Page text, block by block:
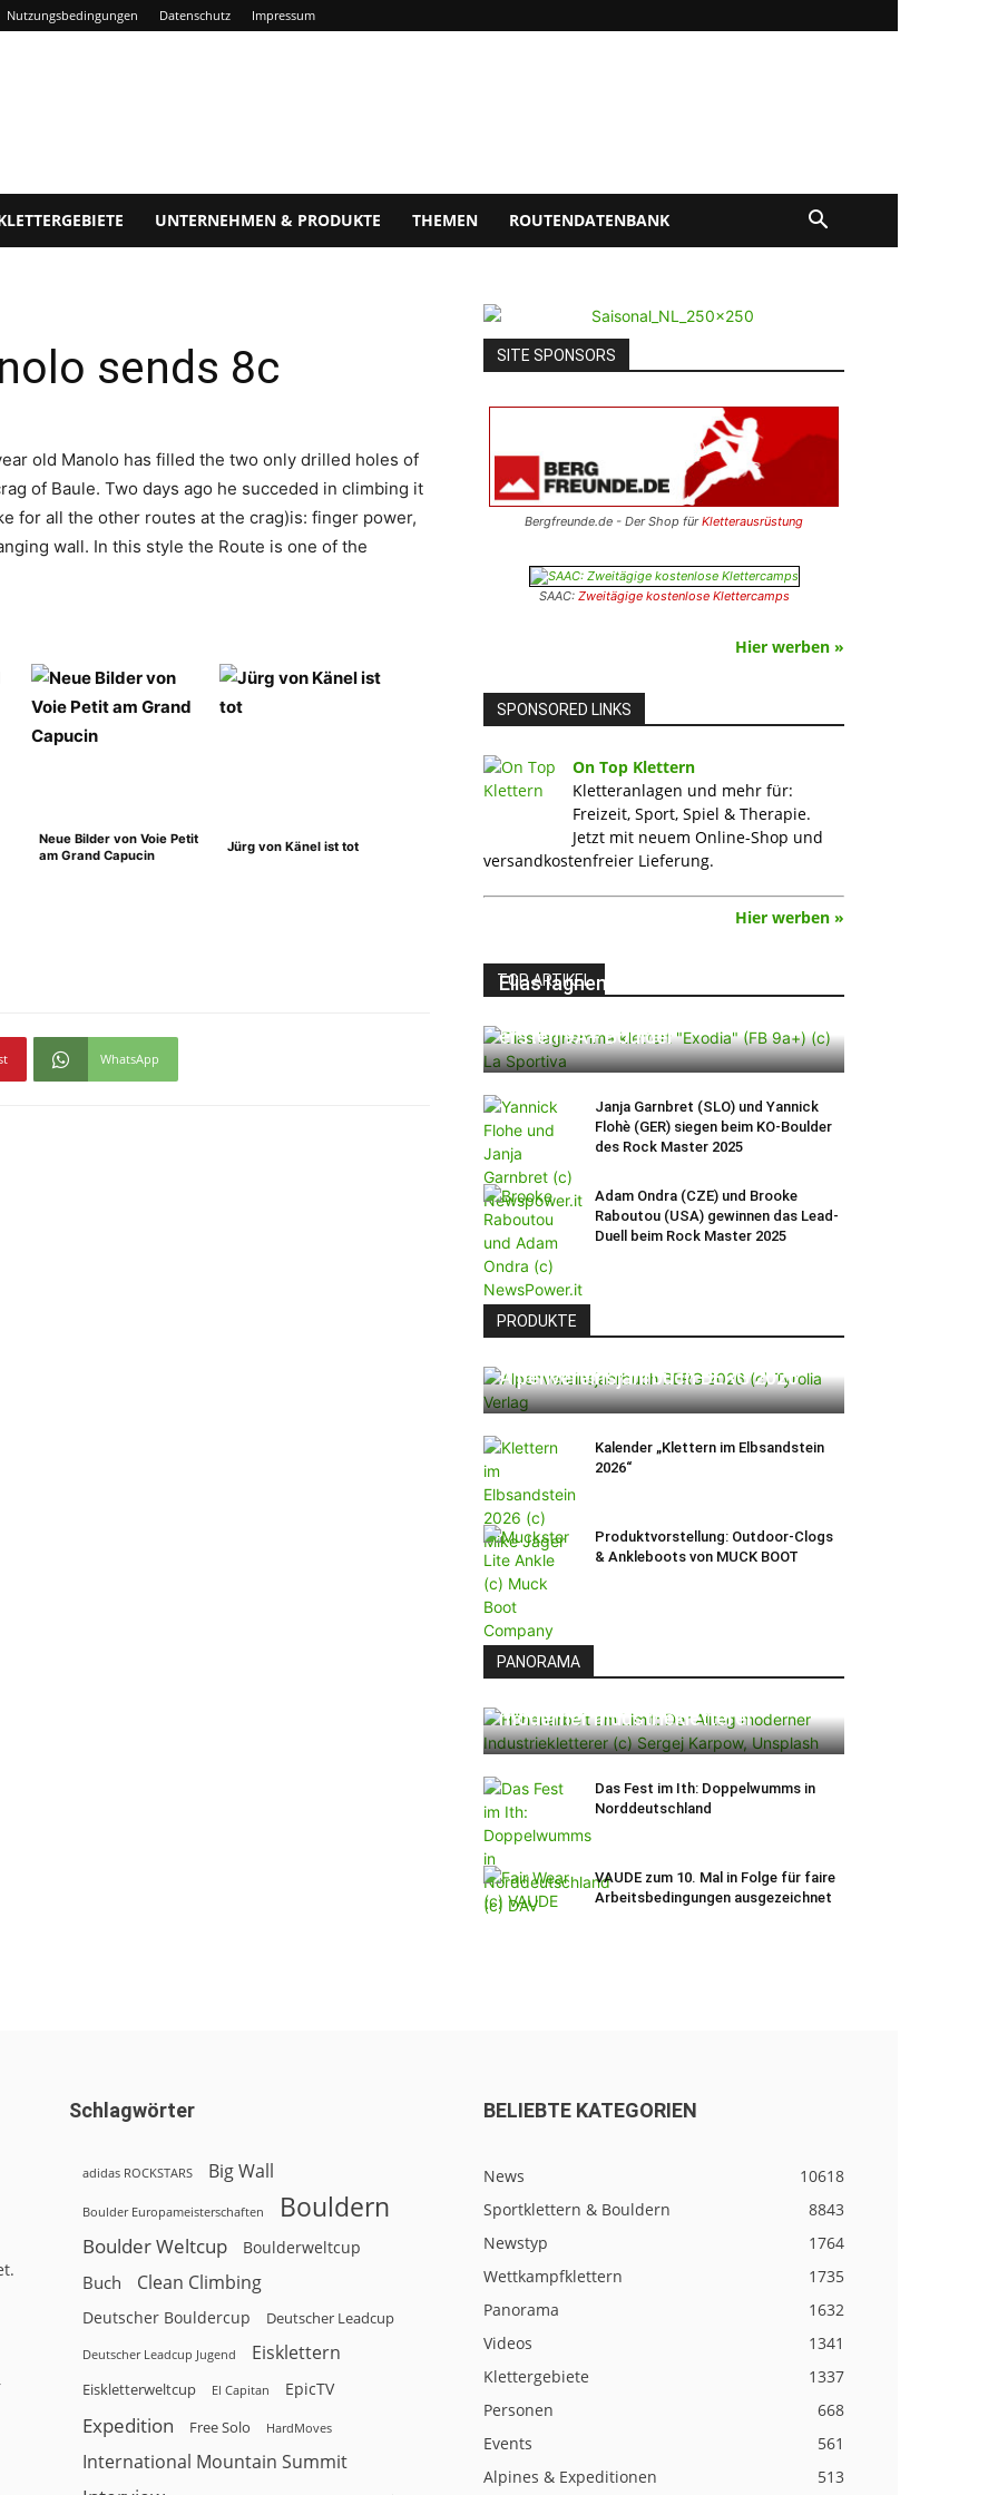
Nutzungsbedingungen Datenschutz Impressum
UNTERNEHMEN & PRODUKTE THEMEN ROUTENDATENBANK
sends 8c
old Manolo has filled the two only drilled holes of
of Baule. Two days ago he succeded in climbing it
for all the other routes at the crag)is: finger power,
wall. In this style the Route is one of the
Neue Bilder von Voie Petit
am Grand Capucin
Jürg von Känel ist tot
WhatsApp
SITE SPONSORS
Bergfreunde.de - Der Shop fürKletterausrüstung
SAAC: Zweitägige kostenlose Klettercamps
Hier werben »
SPONSORED LINKS
On Top Klettern
Kletteranlagen und mehr für:
Freizeit, Sport, Spiel & Therapie.
Jetzt mit neuem Online-Shop und
versandkostenfreier Lieferung.
Hier werben »
TOP ARTIKEL
Elias Iagnemma klettert „Exodia“:
ersten 9A+ Boulder
Janja Garnbret (SLO) und Yannick
Flohè (GER) siegen beim KO-Boulder
des Rock Master 2025
Adam Ondra (CZE) und Brooke
Raboutou (USA) gewinnen das Lead-
Duell beim Rock Master 2025
PRODUKTE
Alpenvereinsjahrbuch BERG 2026
Kalender „Klettern im Elbsandstein
2026“
Produktvorstellung: Outdoor-Clogs
& Ankleboots von MUCK BOOT
PANORAMA
moderner Industriekletterer
Das Fest im Ith: Doppelwumms in
Norddeutschland
VAUDE zum 10. Mal in Folge für faire
Arbeitsbedingungen ausgezeichnet
Schlagwörter
adidas ROCKSTARS Big Wall
Boulder Europameisterschaften Bouldern
Boulder Weltcup Boulderweltcup
Buch Clean Climbing
Deutscher Bouldercup Deutscher Leadcup
Deutscher Leadcup Jugend Eisklettern
Eiskletterweltcup El Capitan EpicTV
Expedition Free Solo HardMoves
International Mountain Summit
BELIEBTE KATEGORIEN
News
10618
Sportklettern & Bouldern
8843
Newstyp
1764
Wettkampfklettern
1735
Panorama
1632
Videos
1341
Klettergebiete
1337
Personen
668
Events
561
Alpines & Expeditionen
513